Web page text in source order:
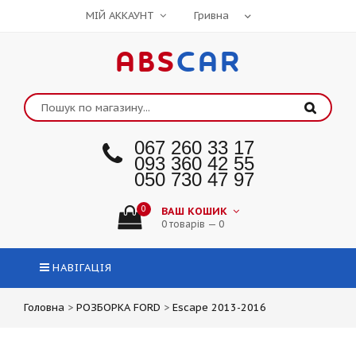
МІЙ АККАУНТ
ABSCAR
067 260 33 17
093 360 42 55
050 730 47 97
0 ВАШ КОШИК
0 товарів — 0
НАВІГАЦІЯ
Головна > РОЗБОРКА FORD > Escape 2013-2016